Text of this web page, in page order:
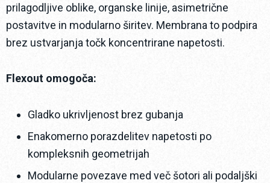
prilagodljive oblike, organske linije, asimetrične
postavitve in modularno širitev. Membrana to podpira
brez ustvarjanja točk koncentrirane napetosti.
Flexout omogoča:
Gladko ukrivljenost brez gubanja
Enakomerno porazdelitev napetosti po
kompleksnih geometrijah
Modularne povezave med več šotori ali podaljški